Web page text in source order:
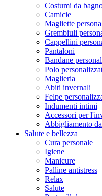
Costumi da
Camicie
Magliette
Grembiuli
Cappellini
Pantaloni
Bandane
Polo
Maglieria
Abiti invernali
Felpe
Indumenti intimi
Accessori per
Abbigliamento
Salute e bellezza
Cura personale
Igiene
Manicure
Palline antistress
Relax
Salute